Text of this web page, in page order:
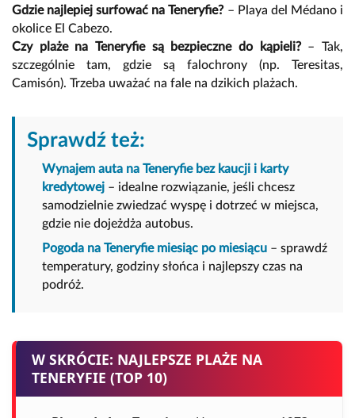
Gdzie najlepiej surfować na Teneryfie?– Playa del Médano i
okolice El Cabezo.
Czy plaże na Teneryfie są bezpieczne do kąpieli?– Tak,
szczególnie tam, gdzie są falochrony (np. Teresitas,
Camisón). Trzeba uważać na fale na dzikich plażach.
Sprawdź też:
Wynajem auta na Teneryfie bez kaucji i karty
kredytowej – idealne rozwiązanie, jeśli chcesz
samodzielnie zwiedzać wyspę i dotrzeć w miejsca,
gdzie nie dojeżdża autobus.
Pogoda na Teneryfie miesiąc po miesiącu – sprawdź
temperatury, godziny słońca i najlepszy czas na
podróż.
W SKRÓCIE: NAJLEPSZE PLAŻE NA
TENERYFIE (TOP 10)